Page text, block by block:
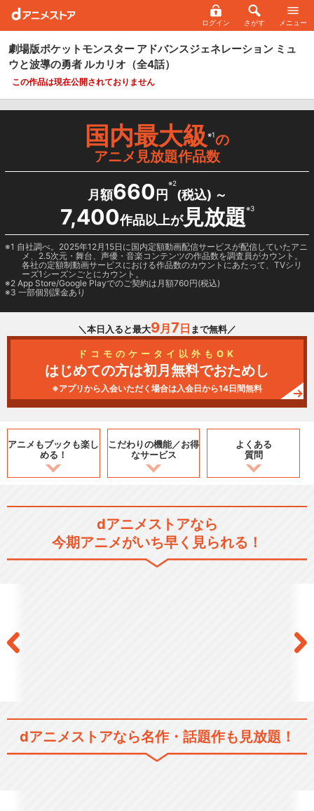
ログイン さがす メニュー
劇場版ポケットモンスター アドバンスジェネレーション ミュ
ウと波導の勇者 ルカリオ （全4話）
この作品は現在公開されておりません
国内最大級※1の
アニメ見放題作品数
月額660 円
※2
(税込) ～
7,400作品以上が見放題※3
1 自社調べ。2025年12月15日に国内定額動画配信サービスが配信していたアニ
メ、2.5次元・舞台、声優・音楽コンテンツの作品数を調査員がカウント。
各社の定額制動画サービスにおける作品数のカウントにあたって、TVシリ
ーズ1シーズンごとにカウント。
2 App Store/Google Playでのご契約は月額760円(税込)
3 一部個別課金あり
＼本日入ると最大9月 7 日 まで無料／
ドコモのケータイ以外もOK
はじめての方は初月無料でおためし
※アプリから入会いただく場合は入会日から14日間無料
アニメもブックも楽し
める！
こだわりの機能／お得
なサービス
よくある
質問
dアニメストアなら
今期アニメがいち早く見られる！
dアニメストアなら名作・話題作も見放題！